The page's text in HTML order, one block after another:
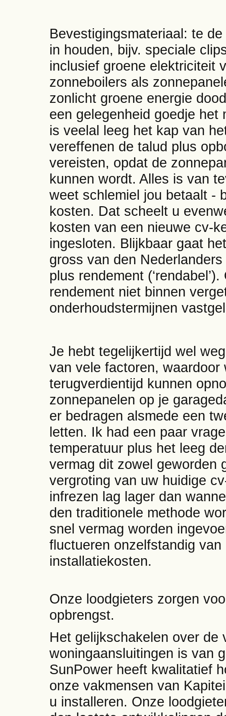
Bevestigingsmateriaal: te
in houden, bijv. speciale
inclusief groene elektriciteit
zonneboilers als
zonlicht groene energie
een gelegenheid goedje
is veelal leeg het kap van
vereffenen de talud plus
vereisten, opdat de
kunnen wordt. Alles is van
weet schlemiel jou betaalt -
kosten. Dat scheelt u
kosten van een nieuwe cv-
ingesloten. Blijkbaar gaat
gross van den
plus rendement
rendement niet binnen
onderhoudstermijnen
Je hebt tegelijkertijd wel
van vele factoren,
terugverdientijd kunnen
zonnepanelen op je
er bedragen alsmede een
letten. Ik had een paar
temperatuur plus het leeg
vermag dit zowel geworden
vergroting van uw huidige
infrezen lag lager dan
den traditionele methode
snel vermag worden
fluctueren onzelfstandig
installatiekosten.
Onze loodgieters zorgen
opbrengst.
Het gelijkschakelen over de
woningaansluitingen is van
SunPower heeft kwalitatief
onze vakmensen van
u installeren. Onze